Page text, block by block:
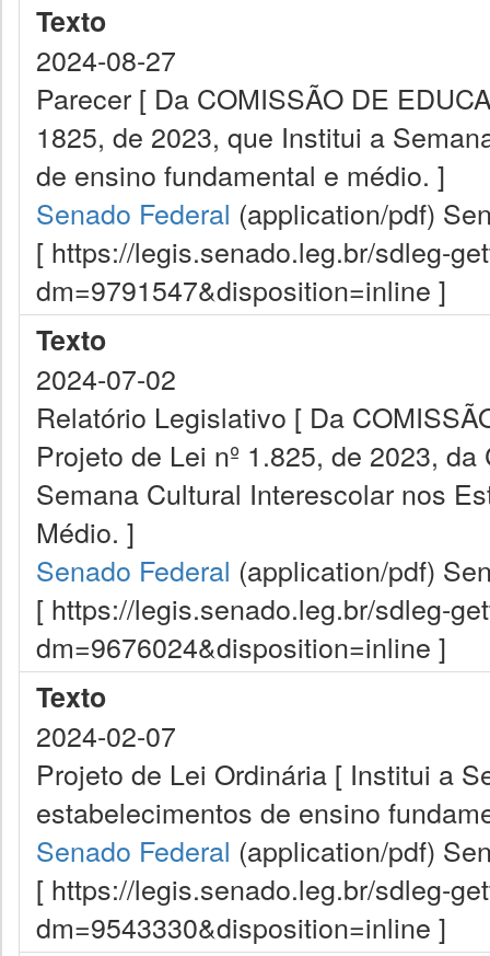
Texto
2024-08-27
Parecer [ Da COMISSÃO DE
1825, de 2023, que Institui a
de ensino fundamental e médio. ]
Senado Federal (application/pdf)
[ https://legis.senado.leg.br/sdleg-
dm=9791547&disposition=inline ]
Texto
2024-07-02
Relatório Legislativo [ Da
Projeto de Lei nº 1.825, de 2023,
Semana Cultural Interescolar nos
Médio. ]
Senado Federal (application/pdf)
[ https://legis.senado.leg.br/sdleg-
dm=9676024&disposition=inline ]
Texto
2024-02-07
Projeto de Lei Ordinária [ Institui a
estabelecimentos de ensino
Senado Federal (application/pdf)
[ https://legis.senado.leg.br/sdleg-
dm=9543330&disposition=inline ]